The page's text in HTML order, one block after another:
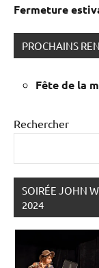
Fermeture
PROCHAINS
Fête de la
Rechercher
SOIRÉE JOHN
2024